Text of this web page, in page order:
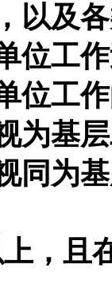
以及
位工
位工
为基
同为
，且